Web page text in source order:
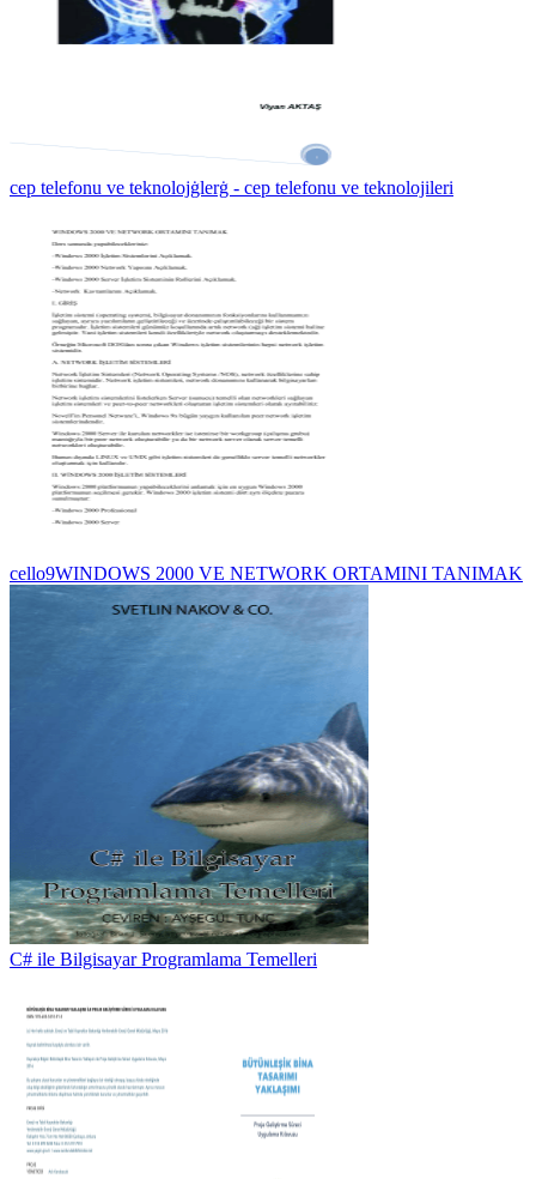
cep telefonu ve teknolojġlerġ - cep telefonu ve teknolojileri
cello9WINDOWS 2000 VE NETWORK ORTAMINI TANIMAK
C# ile Bilgisayar Programlama Temelleri